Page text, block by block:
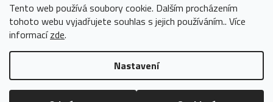
Tento web používá soubory cookie. Dalším procházením
tohoto webu vyjadřujete souhlas s jejich používáním.. Více
informacízde.
Nastavení
778 097 290
Vytvořil Shoptet